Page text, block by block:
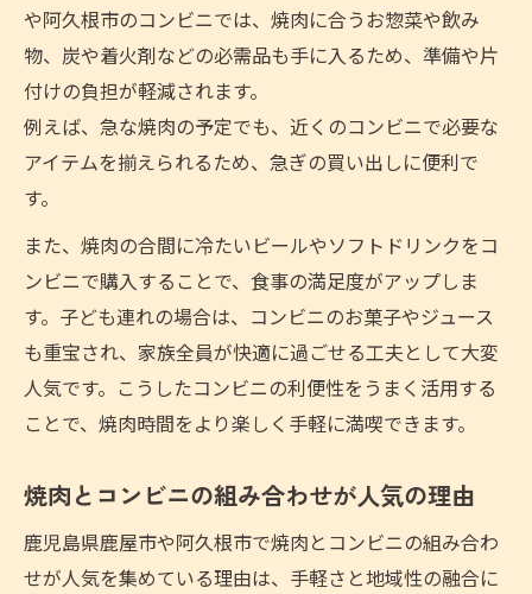
家族や友人と焼肉を楽しむコツ
焼肉とコンビニで家族時間を充実させる
焼肉パーティに便利なコンビニ活用法
友人や家族と焼肉を楽しむポイント
焼肉とコンビニが織りなす団らんの工夫
や阿久根市のコンビニでは、焼肉に合うお惣菜や飲み
物、炭や着火剤などの必需品も手に入るため、準備や片
付けの負担が軽減されます。
例えば、急な焼肉の予定でも、近くのコンビニで必要な
アイテムを揃えられるため、急ぎの買い出しに便利で
す。
また、焼肉の合間に冷たいビールやソフトドリンクをコ
ンビニで購入することで、食事の満足度がアップしま
す。子ども連れの場合は、コンビニのお菓子やジュース
も重宝され、家族全員が快適に過ごせる工夫として大変
人気です。こうしたコンビニの利便性をうまく活用する
ことで、焼肉時間をより楽しく手軽に満喫できます。
焼肉とコンビニの組み合わせが人気の理由
鹿児島県鹿屋市や阿久根市で焼肉とコンビニの組み合わ
せが人気を集めている理由は、手軽さと地域性の融合に